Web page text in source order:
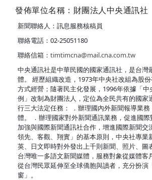
發佈單位名稱：財團法人中央通訊社
新聞聯絡人：訊息服務核稿員
聯絡電話：02-25051180
聯絡信箱： timtimcna@mail.cna.com.tw
中央通訊社是中華民國的國家通訊社，是台灣
體。 經歷組織改造，1973年中央社改組為股
方式經營；隨著民主化發展，1996年依據「中
例」改制為財團法人，定位為全民共有的國家
行三大法定任務： ．辦理國內外新聞報導業
體。 ．辦理國家對外新聞通訊業務，促進國際
加強與國際新聞通訊社合作，增進國際新聞交
領先、客觀、翔實」的基本原則，中央社專業
英、日文即時對外發出上千則新聞、照片、圖
台灣唯一多語文新聞媒體，服務對象從媒體客
從台灣民眾延伸至全球僑胞與讀者，充分扮演
窗」。